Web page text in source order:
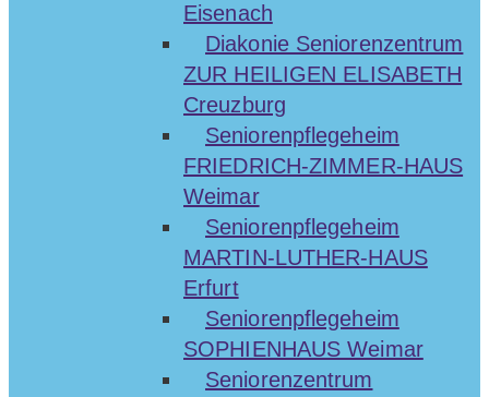
Eisenach
Diakonie Seniorenzentrum
ZUR HEILIGEN ELISABETH
Creuzburg
Seniorenpflegeheim
FRIEDRICH-ZIMMER-HAUS
Weimar
Seniorenpflegeheim
MARTIN-LUTHER-HAUS
Erfurt
Seniorenpflegeheim
SOPHIENHAUS Weimar
Seniorenzentrum